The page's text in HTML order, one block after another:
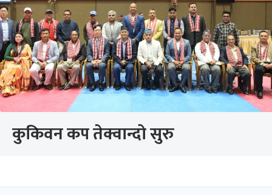
कुकिवन कप तेक्वान्दो सुरु